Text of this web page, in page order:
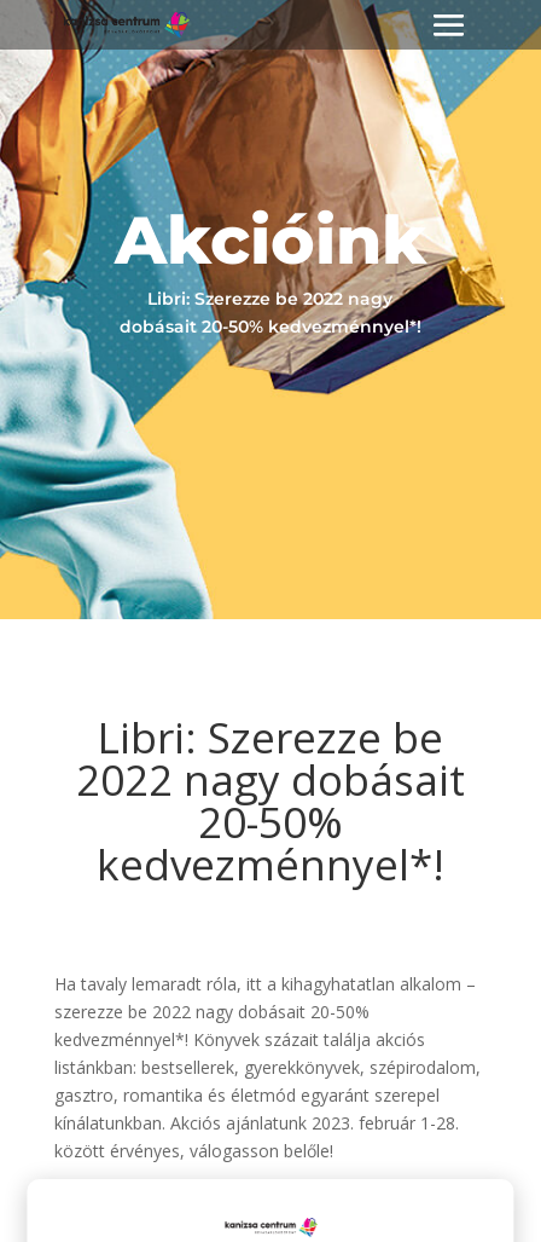
Akcióink
Libri: Szerezze be 2022 nagy
dobásait 20-50% kedvezménnyel*!
Libri: Szerezze be
2022 nagy dobásait
20-50%
kedvezménnyel*!
Ha tavaly lemaradt róla, itt a kihagyhatatlan alkalom –
szerezze be 2022 nagy dobásait 20-50%
kedvezménnyel*! Könyvek százait találja akciós
listánkban: bestsellerek, gyerekkönyvek, szépirodalom,
gasztro, romantika és életmód egyaránt szerepel
kínálatunkban. Akciós ajánlatunk 2023. február 1-28.
között érvényes, válogasson belőle!
50%, az elmúlt 30 nap legalacsonyabb árához (Online